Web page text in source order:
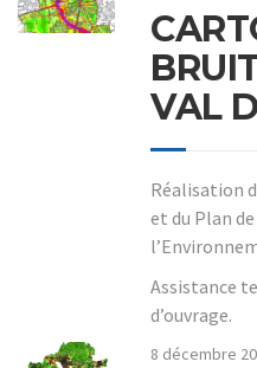
VAL
Réalisation
et du Plan
Assistance
d’ouvrage.
8 décembre